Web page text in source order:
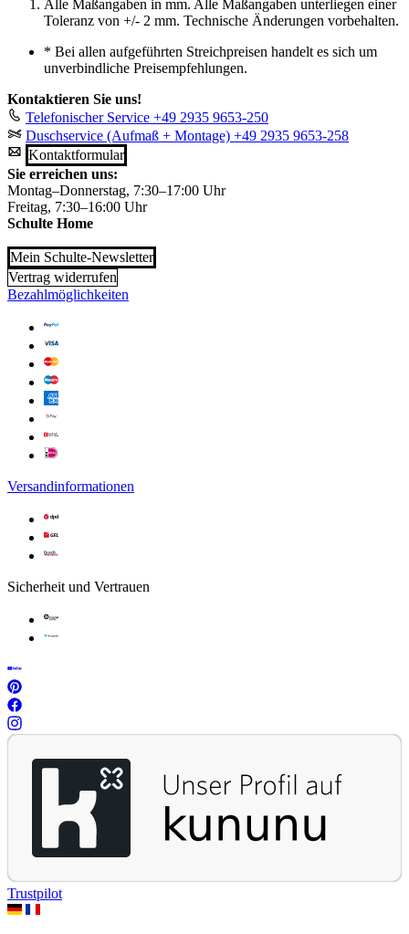
Alle Maßangaben in mm. Alle Maßangaben unterliegen einer
Toleranz von +/- 2 mm. Technische Änderungen vorbehalten.
* Bei allen aufgeführten Streichpreisen handelt es sich um
unverbindliche Preisempfehlungen.
Kontaktieren Sie uns!
Telefonischer Service +49 2935 9653-250
Duschservice (Aufmaß + Montage) +49 2935 9653-258
Kontaktformular
Sie erreichen uns:
Montag–Donnerstag, 7:30–17:00 Uhr
Freitag, 7:30–16:00 Uhr
Schulte Home
Mein Schulte-Newsletter
Vertrag widerrufen
Bezahlmöglichkeiten
Versandinformationen
Sicherheit und Vertrauen
Trustpilot